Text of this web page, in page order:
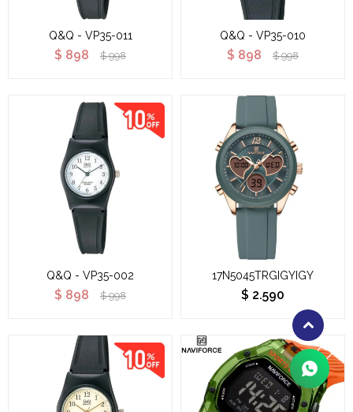
Q&Q - VP35-011
$ 898 $ 998
Q&Q - VP35-010
$ 898 $ 998
Q&Q - VP35-002
$ 898 $ 998
17N5045TRGIGYIGY
$ 2.590